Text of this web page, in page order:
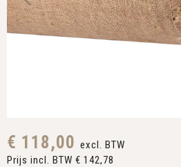
€ 118,00 excl. BTW
Prijs incl. BTW € 142,78